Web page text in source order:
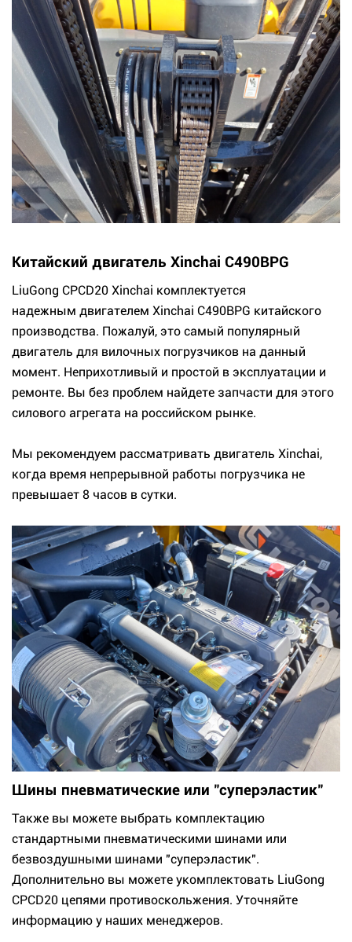
Китайский двигатель Xinchai C490BPG
LiuGong CPCD20 Xinchai комплектуется
надежным двигателем Xinchai C490BPG китайского
производства. Пожалуй, это самый популярный
двигатель для вилочных погрузчиков на данный
момент. Неприхотливый и простой в эксплуатации и
ремонте. Вы без проблем найдете запчасти для этого
силового агрегата на российском рынке.
Мы рекомендуем рассматривать двигатель Xinchai,
когда время непрерывной работы погрузчика не
превышает 8 часов в сутки.
Шины пневматические или "суперэластик"
Также вы можете выбрать комплектацию
стандартными пневматическими шинами или
безвоздушными шинами "суперэластик".
Дополнительно вы можете укомплектовать LiuGong
CPCD20 цепями противоскольжения. Уточняйте
информацию у наших менеджеров.